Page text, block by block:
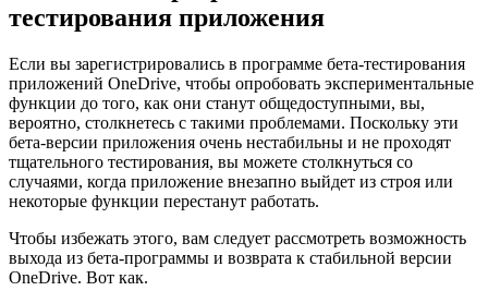
тестирования приложения
Если вы зарегистрировались в программе бета-тестирования
приложений OneDrive, чтобы опробовать экспериментальные
функции до того, как они станут общедоступными, вы,
вероятно, столкнетесь с такими проблемами. Поскольку эти
бета-версии приложения очень нестабильны и не проходят
тщательного тестирования, вы можете столкнуться со
случаями, когда приложение внезапно выйдет из строя или
некоторые функции перестанут работать.
Чтобы избежать этого, вам следует рассмотреть возможность
выхода из бета-программы и возврата к стабильной версии
OneDrive. Вот как.